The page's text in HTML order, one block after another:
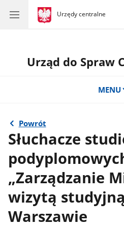
gov.pl
Urzędy centralne
gov.pl
Urzędy
Urząd do Spraw
MENU
Powrót
Słuchacze
„Zarządzanie
wizytą
Warszawie